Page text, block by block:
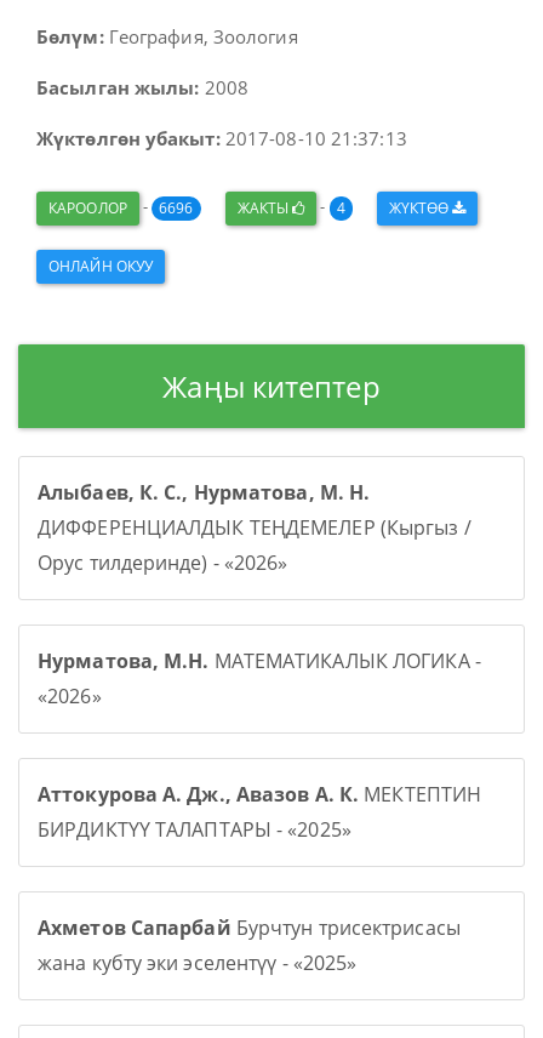
Бөлүм:География, Зоология
Басылган жылы: 2008
Жүктөлгөн убакыт:2017-08-10 21:37:13
КАРООЛОР - 6696 ЖАКТЫ - 4 ЖҮКТӨӨ
ОНЛАЙН ОКУУ
Жаңы китептер
Алыбаев, К. С., Нурматова, М. Н.
ДИФФЕРЕНЦИАЛДЫК ТЕҢДЕМЕЛЕР (Кыргыз /
Орус тилдеринде) - «2026»
Нурматова, М.Н. МАТЕМАТИКАЛЫК ЛОГИКА -
«2026»
Аттокурова А. Дж., Авазов А. К. МЕКТЕПТИН
БИРДИКТҮҮ ТАЛАПТАРЫ - «2025»
Ахметов Сапарбай Бурчтун трисектрисасы
жана кубту эки эселентүү - «2025»